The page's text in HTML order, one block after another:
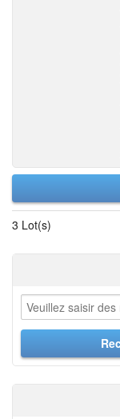
3 Lot(s)